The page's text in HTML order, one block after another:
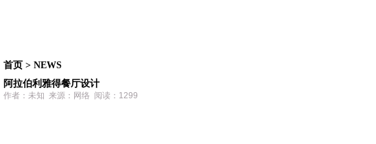
首页 > NEWS
阿拉伯利雅得餐厅设计
作者：未知 来源：网络 阅读：1299